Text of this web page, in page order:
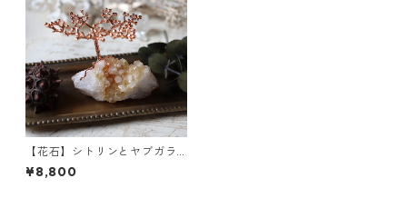
【花石】シトリンとヤブガラ
シ
¥8,800